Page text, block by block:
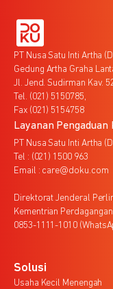
PT Nusa Satu Inti Artha
Gedung Artha Graha
Jl. Jend. Sudirman Kav.
Tel. (021) 5150785,
Fax (021) 5154758
Layanan Pengaduan
PT Nusa Satu Inti Artha
Tel : (021) 1500 963
Email : care@doku.com
Direktorat Jenderal
Kementrian
0853-1111-1010
Solusi
Usaha Kecil Menengah